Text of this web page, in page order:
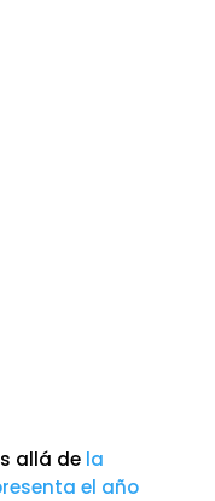
allá de la
el año